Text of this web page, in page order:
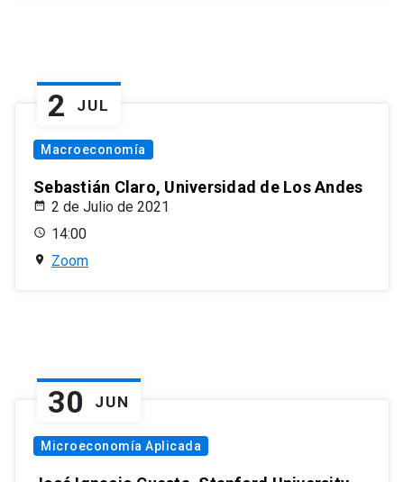
2 JUL
Macroeconomía
Sebastián Claro, Universidad de Los Andes
2 de Julio de 2021
14:00
Zoom
30 JUN
Microeconomía Aplicada